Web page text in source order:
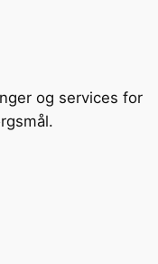
og services for